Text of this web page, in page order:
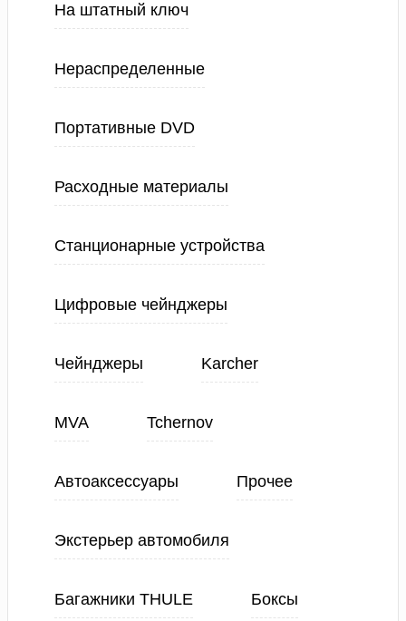
На штатный ключ
Нераспределенные
Портативные DVD
Расходные материалы
Станционарные устройства
Цифровые чейнджеры
Чейнджеры Karcher
MVA Tchernov
Автоаксессуары Прочее
Экстерьер автомобиля
Багажники THULE Боксы